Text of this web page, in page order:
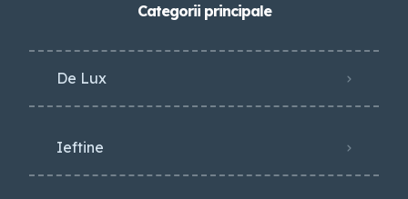
Categorii principale
De Lux
Ieftine